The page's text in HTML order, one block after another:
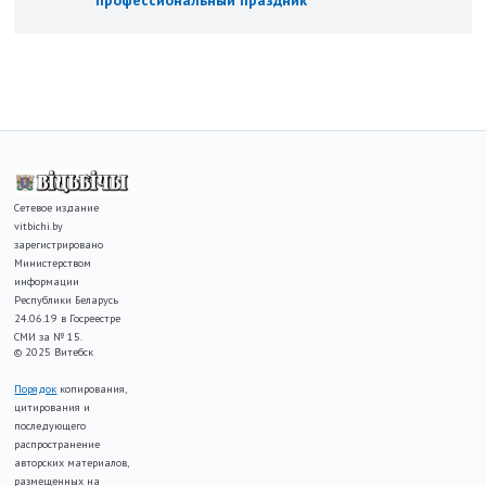
Сетевое издание
vitbichi.by
зарегистрировано
Министерством
информации
Республики Беларусь
24.06.19 в Госреестре
СМИ за № 15.
© 2025 Витебск
Порядок копирования,
цитирования и
последующего
распространение
авторских материалов,
размещенных на